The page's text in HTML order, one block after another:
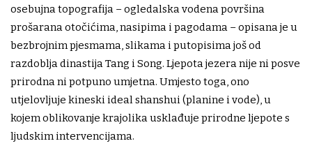
osebujna topografija – ogledalska vodena površina
prošarana otočićima, nasipima i pagodama – opisana je u
bezbrojnim pjesmama, slikama i putopisima još od
razdoblja dinastija Tang i Song. Ljepota jezera nije ni posve
prirodna ni potpuno umjetna. Umjesto toga, ono
utjelovljuje kineski ideal shanshui (planine i vode), u
kojem oblikovanje krajolika usklađuje prirodne ljepote s
ljudskim intervencijama.